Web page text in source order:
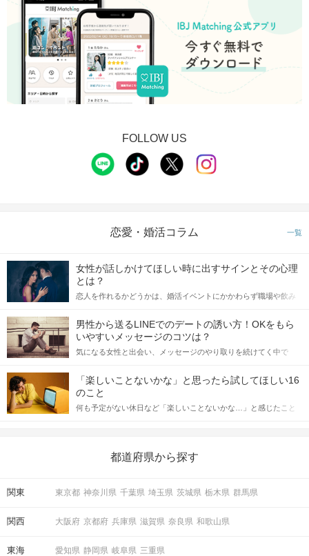
FOLLOW US
恋愛・婚活コラム 一覧
女性が話しかけてほしい時に出すサインとその心理
とは？
恋人を作れるかどうかは、婚活イベントにかかわらず職場や飲み
てアプローチできるかにも左右されます。 これから恋人作りを本
格的に始めようとしている方は、女性が異性を求めて出すサイン
をしっかりと理解し、正しい行動に移せるかどうかが重要。 この
記事では、女性が話しかけて欲しい時に出すサインとその心理を
合にどのような行動に繋げるべきかをご紹介していきます。
男性から送るLINEでのデートの誘い方！OKをもら
いやすいメッセージのコツは？
気になる女性と出会い、メッセージのやり取りを続けてく中で
しかし、中には「どう誘ったらいいの？」とお困りの男性もいら
っしゃるのではないでしょうか。 そこで今回は、男性から女性へ
送るLINEでのデートの誘い方のコツをご紹介します。例文も混じ
えながら解説するので、ぜひ参考にしてください。
「楽しいことないかな」と思ったら試してほしい16
のこと
何も予定がない休日など「楽しいことないかな…」と感じたこと
の楽しいことアイデアを集めました♪ いままさに楽しいことを探し
都道府県から探す
関東 東京都 神奈川県 千葉県 埼玉県 茨城県 栃木県 群馬県
関西 大阪府 京都府 兵庫県 滋賀県 奈良県 和歌山県
東海 愛知県 静岡県 岐阜県 三重県